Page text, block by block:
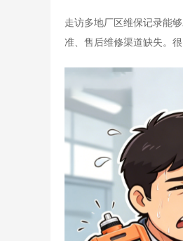
走访多地厂区维保记录能
准、售后维修渠道缺失。